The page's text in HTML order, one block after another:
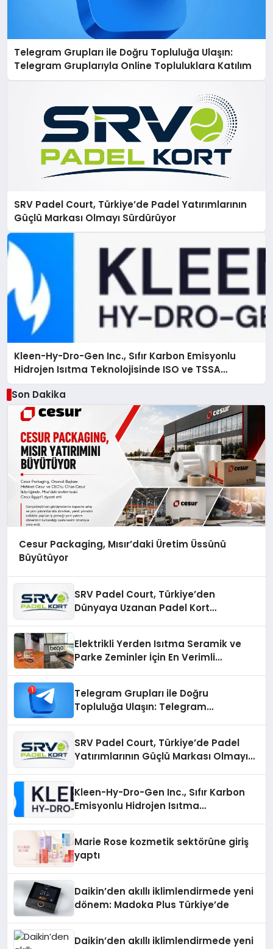
Telegram Grupları ile Doğru Topluluğa Ulaşın:
Telegram Gruplarıyla Online Topluluklara Katılım
SRV Padel Court, Türkiye’de Padel Yatırımlarının
Güçlü Markası Olmayı Sürdürüyor
Kleen-Hy-Dro-Gen Inc., Sıfır Karbon Emisyonlu
Hidrojen Isıtma Teknolojisinde ISO ve TSSA
Düzenleyici Onaylarını Aldı
Son Dakika
Cesur Packaging, Mısır’daki Üretim Üssünü
Büyütüyor
SRV Padel Court, Türkiye’den
Dünyaya Uzanan Padel Kort
Elektrikli Yerden Isıtma Seramik ve
Parke Zeminler İçin En Verimli
Telegram Grupları ile Doğru
Topluluğa Ulaşın: Telegram
SRV Padel Court, Türkiye’de Padel
Yatırımlarının Güçlü Markası Olmayı
Kleen-Hy-Dro-Gen Inc., Sıfır Karbon
Emisyonlu Hidrojen Isıtma
Marie Rose kozmetik sektörüne giriş
yaptı
Daikin’den akıllı iklimlendirmede yeni
dönem: Madoka Plus Türkiye’de
Daikin’den akıllı iklimlendirmede yeni